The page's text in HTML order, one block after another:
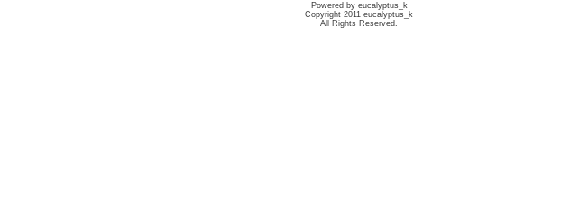
Powered by eucalyptus_k
Copyright 2011 eucalyptus_k
All Rights Reserved.